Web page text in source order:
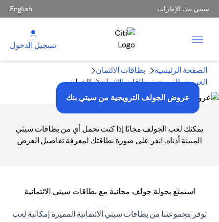
سيتي بنك الإمارات English
تسجيل الدخول
الصفحة الرئيسية
بطاقات الائتمان
العروض الترويجية بطاقات الائتمان
الجولف
عروض الجولف الترويجية من سيتي بنك
يمكنك لعب الجولف مجانًا إذا كنت تحمل أي من بطاقات سيتي
المبينة أدناه. انقر على صورة بطاقتك لمعرفة تفاصيل العرض
استمتع بجولة جولف مجانية مع بطاقات سيتي الائتمانية
توفر مجموعتنا من بطاقات سيتي الائتمانية المميزة إمكانية لعب